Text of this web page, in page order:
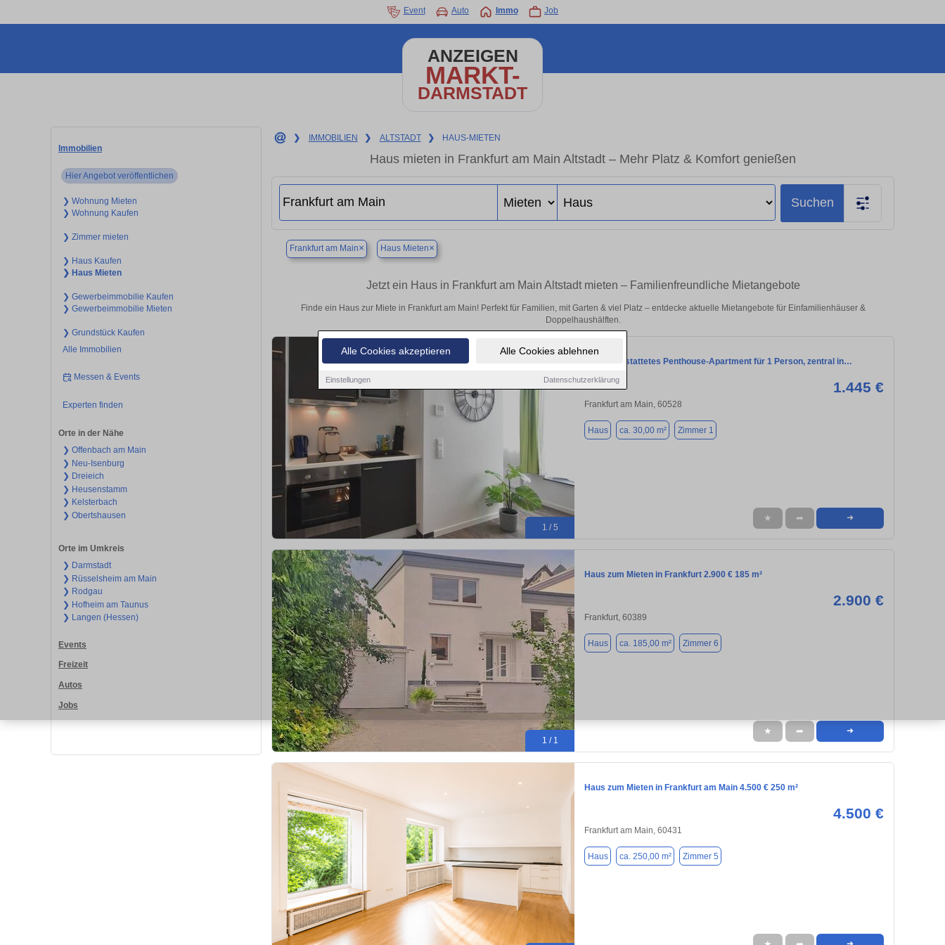
Alle Cookies akzeptieren Alle Cookies ablehnen
Einstellungen Datenschutzerklärung
Event Auto Immo Job
ANZEIGEN
MARKT-
DARMSTADT
Immobilien
Hier Angebot veröffentlichen
❯ Wohnung Mieten
❯ Wohnung Kaufen
❯ Zimmer mieten
❯ Haus Kaufen
❯ Haus Mieten
❯ Gewerbeimmobilie Kaufen
❯ Gewerbeimmobilie Mieten
❯ Grundstück Kaufen
Alle Immobilien
Messen & Events
Experten finden
Orte in der Nähe
❯ Offenbach am Main
❯ Neu-Isenburg
❯ Dreieich
❯ Heusenstamm
❯ Kelsterbach
❯ Obertshausen
Orte im Umkreis
❯ Darmstadt
❯ Rüsselsheim am Main
❯ Rodgau
❯ Hofheim am Taunus
❯ Langen (Hessen)
Events
Freizeit
Autos
Jobs
❯ IMMOBILIEN ❯ ALTSTADT ❯ HAUS-MIETEN
Haus mieten in Frankfurt am Main Altstadt – Mehr Platz & Komfort genießen
Suchen
Frankfurt am Main× Haus Mieten×
Jetzt ein Haus in Frankfurt am Main Altstadt mieten – Familienfreundliche Mietangebote
Finde ein Haus zur Miete in Frankfurt am Main! Perfekt für Familien, mit Garten & viel Platz – entdecke aktuelle Mietangebote für Einfamilienhäuser &
Doppelhaushälften.
1 / 5
Voll ausgestattetes Penthouse-Apartment für 1 Person, zentral in…
1.445 €
Frankfurt am Main, 60528
Haus ca. 30,00 m² Zimmer 1
★ ➦ ➜
1 / 1
Haus zum Mieten in Frankfurt 2.900 € 185 m²
2.900 €
Frankfurt, 60389
Haus ca. 185,00 m² Zimmer 6
★ ➦ ➜
Haus zum Mieten in Frankfurt am Main 4.500 € 250 m²
4.500 €
Frankfurt am Main, 60431
Haus ca. 250,00 m² Zimmer 5